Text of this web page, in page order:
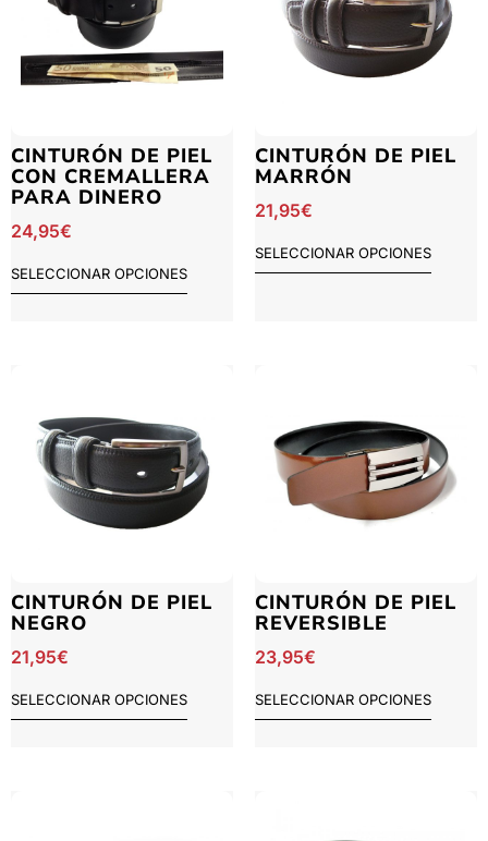
CINTURÓN DE PIEL
CON CREMALLERA
PARA DINERO
24,95€
SELECCIONAR OPCIONES
CINTURÓN DE PIEL
MARRÓN
21,95€
SELECCIONAR OPCIONES
CINTURÓN DE PIEL
NEGRO
21,95€
SELECCIONAR OPCIONES
CINTURÓN DE PIEL
REVERSIBLE
23,95€
SELECCIONAR OPCIONES